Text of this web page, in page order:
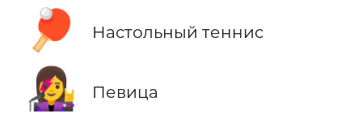
🏓 Настольный теннис
👩‍🎤 Певица